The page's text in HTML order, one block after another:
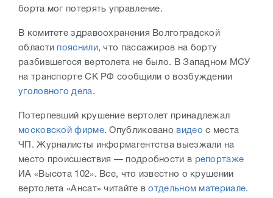
борта мог потерять управление.
В комитете здравоохранения Волгоградской
области пояснили, что пассажиров на борту
разбившегося вертолета не было. В Западном МСУ
на транспорте СК РФ сообщили о возбуждении
уголовного дела.
Потерпевший крушение вертолет принадлежал
московской фирме. Опубликовано видео с места
ЧП. Журналисты информагентства выезжали на
место происшествия — подробности в репортаже
ИА «Высота 102». Все, что известно о крушении
вертолета «Ансат» читайте вотдельном материале.